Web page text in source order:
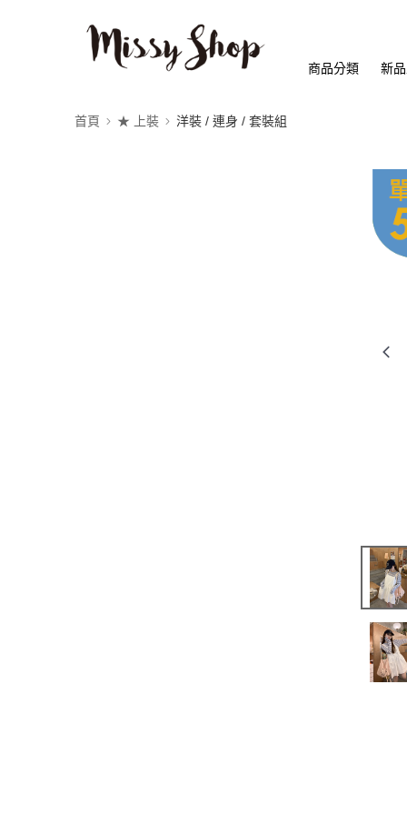
商品分類 新
首頁 ★ 上裝 洋裝 / 連身 / 套裝組